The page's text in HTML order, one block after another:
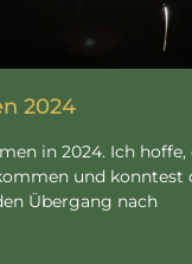
2024
in 2024. Ich
und
Übergang nach